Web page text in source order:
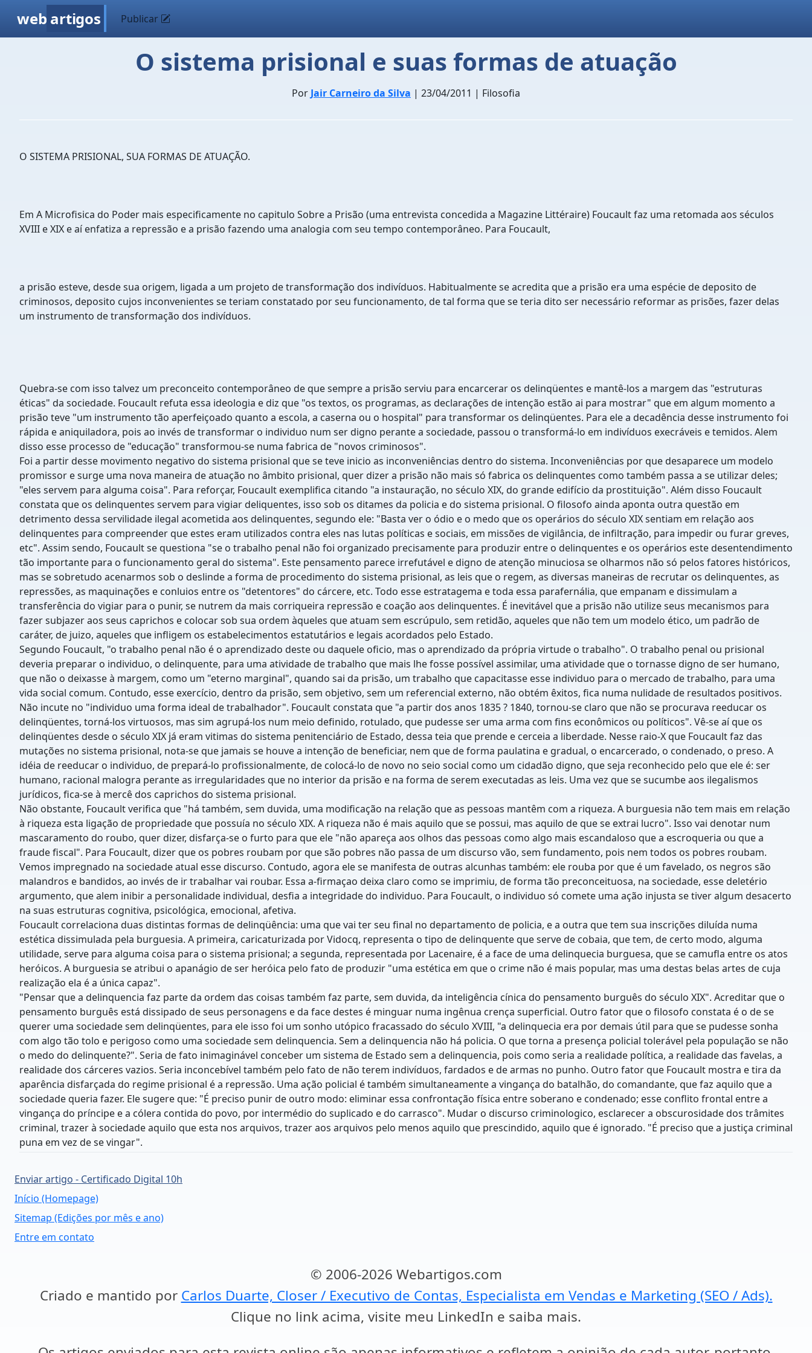
web artigos Publicar
O sistema prisional e suas formas de atuação
Por Jair Carneiro da Silva | 23/04/2011 | Filosofia
O SISTEMA PRISIONAL, SUA FORMAS DE ATUAÇÃO.
Em A Microfisica do Poder mais especificamente no capitulo Sobre a Prisão (uma entrevista concedida a Magazine Littéraire) Foucault faz uma retomada aos séculos
XVIII e XIX e aí enfatiza a repressão e a prisão fazendo uma analogia com seu tempo contemporâneo. Para Foucault,
a prisão esteve, desde sua origem, ligada a um projeto de transformação dos indivíduos. Habitualmente se acredita que a prisão era uma espécie de deposito de
criminosos, deposito cujos inconvenientes se teriam constatado por seu funcionamento, de tal forma que se teria dito ser necessário reformar as prisões, fazer delas
um instrumento de transformação dos indivíduos.
Quebra-se com isso talvez um preconceito contemporâneo de que sempre a prisão serviu para encarcerar os delinqüentes e mantê-los a margem das "estruturas
éticas" da sociedade. Foucault refuta essa ideologia e diz que "os textos, os programas, as declarações de intenção estão ai para mostrar" que em algum momento a
prisão teve "um instrumento tão aperfeiçoado quanto a escola, a caserna ou o hospital" para transformar os delinqüentes. Para ele a decadência desse instrumento foi
rápida e aniquiladora, pois ao invés de transformar o individuo num ser digno perante a sociedade, passou o transformá-lo em indivíduos execráveis e temidos. Alem
disso esse processo de "educação" transformou-se numa fabrica de "novos criminosos".
Foi a partir desse movimento negativo do sistema prisional que se teve inicio as inconveniências dentro do sistema. Inconveniências por que desaparece um modelo
promissor e surge uma nova maneira de atuação no âmbito prisional, quer dizer a prisão não mais só fabrica os delinquentes como também passa a se utilizar deles;
"eles servem para alguma coisa". Para reforçar, Foucault exemplifica citando "a instauração, no século XIX, do grande edifício da prostituição". Além disso Foucault
constata que os delinquentes servem para vigiar deliquentes, isso sob os ditames da policia e do sistema prisional. O filosofo ainda aponta outra questão em
detrimento dessa servilidade ilegal acometida aos delinquentes, segundo ele: "Basta ver o ódio e o medo que os operários do século XIX sentiam em relação aos
delinquentes para compreender que estes eram utilizados contra eles nas lutas políticas e sociais, em missões de vigilância, de infiltração, para impedir ou furar greves,
etc". Assim sendo, Foucault se questiona "se o trabalho penal não foi organizado precisamente para produzir entre o delinquentes e os operários este desentendimento
tão importante para o funcionamento geral do sistema". Este pensamento parece irrefutável e digno de atenção minuciosa se olharmos não só pelos fatores históricos,
mas se sobretudo acenarmos sob o deslinde a forma de procedimento do sistema prisional, as leis que o regem, as diversas maneiras de recrutar os delinquentes, as
repressões, as maquinações e conluios entre os "detentores" do cárcere, etc. Todo esse estratagema e toda essa parafernália, que empanam e dissimulam a
transferência do vigiar para o punir, se nutrem da mais corriqueira repressão e coação aos delinquentes. É inevitável que a prisão não utilize seus mecanismos para
fazer subjazer aos seus caprichos e colocar sob sua ordem àqueles que atuam sem escrúpulo, sem retidão, aqueles que não tem um modelo ético, um padrão de
caráter, de juizo, aqueles que infligem os estabelecimentos estatutários e legais acordados pelo Estado.
Segundo Foucault, "o trabalho penal não é o aprendizado deste ou daquele oficio, mas o aprendizado da própria virtude o trabalho". O trabalho penal ou prisional
deveria preparar o individuo, o delinquente, para uma atividade de trabalho que mais lhe fosse possível assimilar, uma atividade que o tornasse digno de ser humano,
que não o deixasse à margem, como um "eterno marginal", quando sai da prisão, um trabalho que capacitasse esse individuo para o mercado de trabalho, para uma
vida social comum. Contudo, esse exercício, dentro da prisão, sem objetivo, sem um referencial externo, não obtém êxitos, fica numa nulidade de resultados positivos.
Não incute no "individuo uma forma ideal de trabalhador". Foucault constata que "a partir dos anos 1835 ? 1840, tornou-se claro que não se procurava reeducar os
delinqüentes, torná-los virtuosos, mas sim agrupá-los num meio definido, rotulado, que pudesse ser uma arma com fins econômicos ou políticos". Vê-se aí que os
delinqüentes desde o século XIX já eram vitimas do sistema penitenciário de Estado, dessa teia que prende e cerceia a liberdade. Nesse raio-X que Foucault faz das
mutações no sistema prisional, nota-se que jamais se houve a intenção de beneficiar, nem que de forma paulatina e gradual, o encarcerado, o condenado, o preso. A
idéia de reeducar o individuo, de prepará-lo profissionalmente, de colocá-lo de novo no seio social como um cidadão digno, que seja reconhecido pelo que ele é: ser
humano, racional malogra perante as irregularidades que no interior da prisão e na forma de serem executadas as leis. Uma vez que se sucumbe aos ilegalismos
jurídicos, fica-se à mercê dos caprichos do sistema prisional.
Não obstante, Foucault verifica que "há também, sem duvida, uma modificação na relação que as pessoas mantêm com a riqueza. A burguesia não tem mais em relação
à riqueza esta ligação de propriedade que possuía no século XIX. A riqueza não é mais aquilo que se possui, mas aquilo de que se extrai lucro". Isso vai denotar num
mascaramento do roubo, quer dizer, disfarça-se o furto para que ele "não apareça aos olhos das pessoas como algo mais escandaloso que a escroqueria ou que a
fraude fiscal". Para Foucault, dizer que os pobres roubam por que são pobres não passa de um discurso vão, sem fundamento, pois nem todos os pobres roubam.
Vemos impregnado na sociedade atual esse discurso. Contudo, agora ele se manifesta de outras alcunhas também: ele rouba por que é um favelado, os negros são
malandros e bandidos, ao invés de ir trabalhar vai roubar. Essa a-firmaçao deixa claro como se imprimiu, de forma tão preconceituosa, na sociedade, esse deletério
argumento, que alem inibir a personalidade individual, desfia a integridade do individuo. Para Foucault, o individuo só comete uma ação injusta se tiver algum desacerto
na suas estruturas cognitiva, psicológica, emocional, afetiva.
Foucault correlaciona duas distintas formas de delinqüência: uma que vai ter seu final no departamento de policia, e a outra que tem sua inscrições diluída numa
estética dissimulada pela burguesia. A primeira, caricaturizada por Vidocq, representa o tipo de delinquente que serve de cobaia, que tem, de certo modo, alguma
utilidade, serve para alguma coisa para o sistema prisional; a segunda, representada por Lacenaire, é a face de uma delinquecia burguesa, que se camufla entre os atos
heróicos. A burguesia se atribui o apanágio de ser heróica pelo fato de produzir "uma estética em que o crime não é mais popular, mas uma destas belas artes de cuja
realização ela é a única capaz".
"Pensar que a delinquencia faz parte da ordem das coisas também faz parte, sem duvida, da inteligência cínica do pensamento burguês do século XIX". Acreditar que o
pensamento burguês está dissipado de seus personagens e da face destes é minguar numa ingênua crença superficial. Outro fator que o filosofo constata é o de se
querer uma sociedade sem delinqüentes, para ele isso foi um sonho utópico fracassado do século XVIII, "a delinquecia era por demais útil para que se pudesse sonha
com algo tão tolo e perigoso como uma sociedade sem delinquencia. Sem a delinquencia não há policia. O que torna a presença policial tolerável pela população se não
o medo do delinquente?". Seria de fato inimaginável conceber um sistema de Estado sem a delinquencia, pois como seria a realidade política, a realidade das favelas, a
realidade dos cárceres vazios. Seria inconcebível também pelo fato de não terem indivíduos, fardados e de armas no punho. Outro fator que Foucault mostra e tira da
aparência disfarçada do regime prisional é a repressão. Uma ação policial é também simultaneamente a vingança do batalhão, do comandante, que faz aquilo que a
sociedade queria fazer. Ele sugere que: "É preciso punir de outro modo: eliminar essa confrontação física entre soberano e condenado; esse conflito frontal entre a
vingança do príncipe e a cólera contida do povo, por intermédio do suplicado e do carrasco". Mudar o discurso criminologico, esclarecer a obscurosidade dos trâmites
criminal, trazer à sociedade aquilo que esta nos arquivos, trazer aos arquivos pelo menos aquilo que prescindido, aquilo que é ignorado. "É preciso que a justiça criminal
puna em vez de se vingar".
Enviar artigo - Certificado Digital 10h
Início (Homepage)
Sitemap (Edições por mês e ano)
Entre em contato
© 2006-2026 Webartigos.com
Criado e mantido por Carlos Duarte, Closer / Executivo de Contas, Especialista em Vendas e Marketing (SEO / Ads).
Clique no link acima, visite meu LinkedIn e saiba mais.